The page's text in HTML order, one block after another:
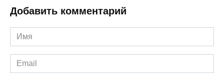
Добавить комментарий
Имя
*
Email
*